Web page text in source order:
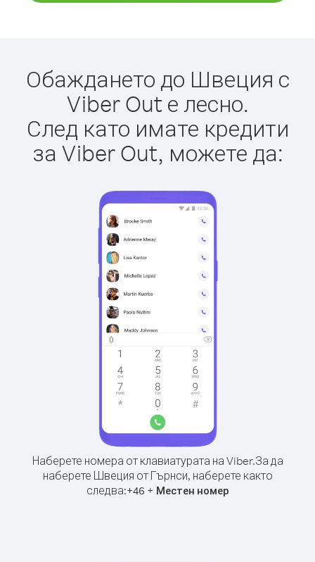
Обаждането до Швеция с
Viber Out е лесно.
След като имате кредити
за Viber Out, можете да:
Наберете номера от клавиатурата на Viber.За да
наберете Швеция от Гърнси, наберете както
следва:+46 + Местен номер